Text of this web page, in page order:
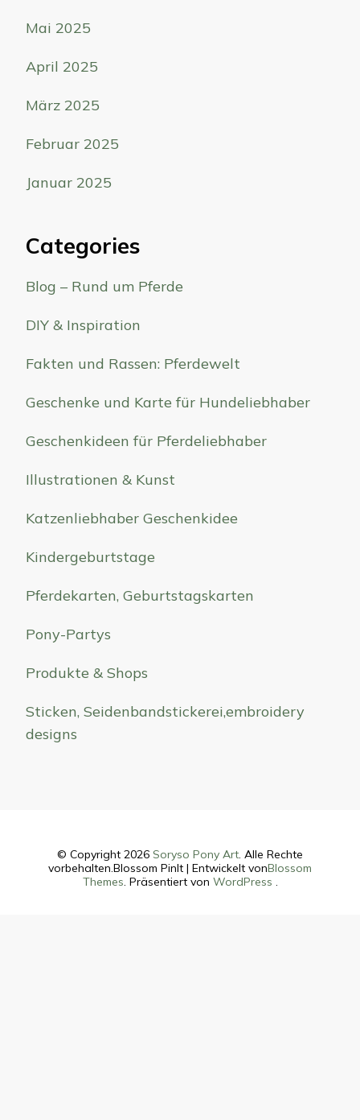
Mai 2025
April 2025
März 2025
Februar 2025
Januar 2025
Categories
Blog – Rund um Pferde
DIY & Inspiration
Fakten und Rassen: Pferdewelt
Geschenke und Karte für Hundeliebhaber
Geschenkideen für Pferdeliebhaber
Illustrationen & Kunst
Katzenliebhaber Geschenkidee
Kindergeburtstage
Pferdekarten, Geburtstagskarten
Pony-Partys
Produkte & Shops
Sticken, Seidenbandstickerei,embroidery
designs
© Copyright 2026 Soryso Pony Art. Alle Rechte
vorbehalten.Blossom PinIt | Entwickelt vonBlossom
Themes. Präsentiert von WordPress .